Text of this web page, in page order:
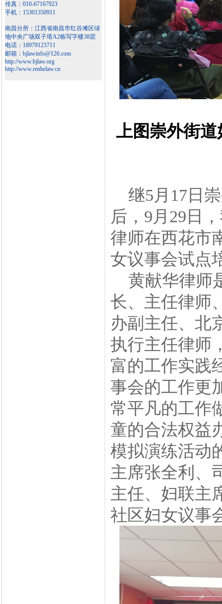
传真：010-67167923
手机：15301350911
南昌分所：江西省南昌市红谷滩区绿
地中央广场双子塔A2栋写字楼38层
电话：18979123711
邮箱：bjlawinfo@126.com
http://www.bjlaw.org
http://www.renhelaw.cn
上图崇外街
继5月17日
后，9月29日
律师在西花市
女议事会试点
黄献华律师
长、主任律师
办副主任、北
执行主任律师
富的工作实践
事会的工作更
常平凡的工作
童的合法权益
模拟演练活动
主席张全利、
主任、妇联主
社区妇女议事